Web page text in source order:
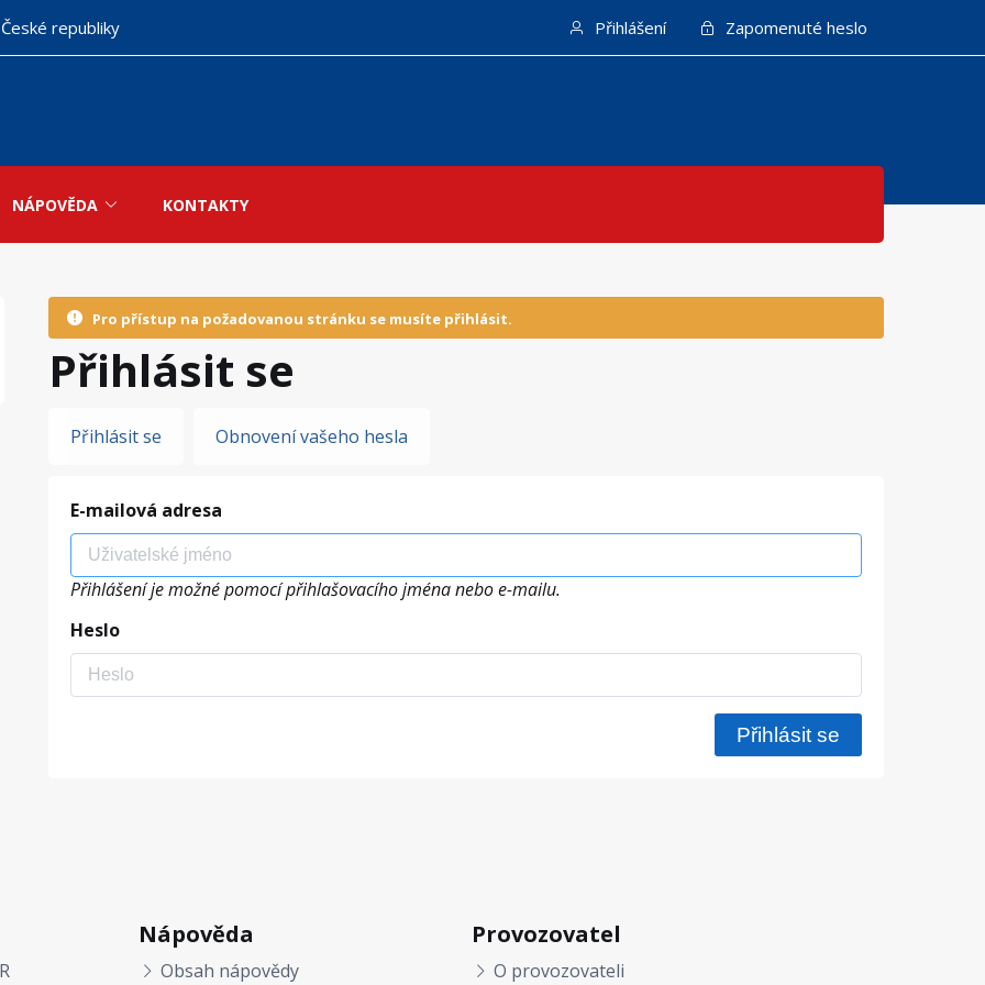
republiky Přihlášení Zapomenuté heslo
NÁPOVĚDA KONTAKTY
Pro přístup na požadovanou stránku se musíte přihlásit.
Přihlásit se
Hlavní
Přihlásit se Obnovení vašeho hesla
E-mailová adresa
Přihlášení je možné pomocí přihlašovacího jména nebo e-mailu.
Heslo
Nápověda
Obsah nápovědy
Provozovatel
O provozovateli